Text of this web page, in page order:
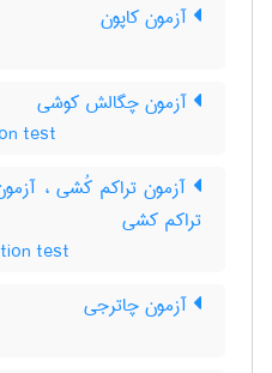
آزمون کاپون
آزمون چگالش کوشی
test
آزمون تراکم کُشی ،
تراکم کشی
test
آزمون چاترجی